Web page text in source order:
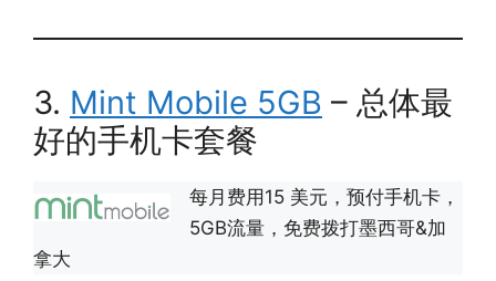
3. Mint Mobile 5GB – 总体最
好的手机卡套餐
每月费用15 美元，预付手机卡，
5GB流量，免费拨打墨西哥&加
拿大